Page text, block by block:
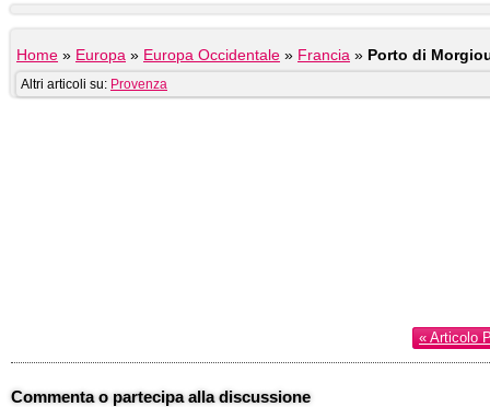
Home » Europa » Europa Occidentale » Francia » Porto di
Altri articoli su: Provenza
« Articolo
Commenta o partecipa alla discussione